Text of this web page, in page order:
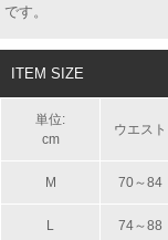
です。
ITEM SIZE
単位:
cm
ウエスト
M 70～84
L 74～88